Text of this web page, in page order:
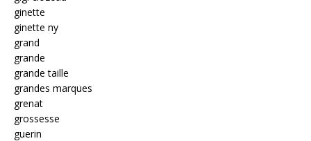
ginette
ginette ny
grand
grande
grande taille
grandes marques
grenat
grossesse
guerin